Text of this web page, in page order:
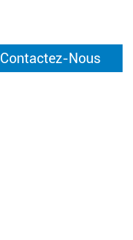
Contactez-Nous